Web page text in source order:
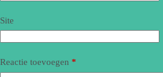
Site
Reactie toevoegen *